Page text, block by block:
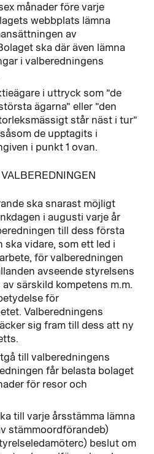
månader före varje
webbplats lämna
av
ska där även lämna
i valberedningens
i uttryck som ”de
ägarna” eller ”den
står näst i tur”
de upptagits i
i punkt 1 ovan.
ska snarast möjligt
i augusti varje år
till dess första
ska vidare, som ett led i
för valberedningen
avseende styrelsens
särskild kompetens m.m.
för
Valberedningens
sig fram till dess att ny
till valberedningens
får belasta bolaget
för resor och
till varje årsstämma lämna
stämmoordförandeb)
beslut om